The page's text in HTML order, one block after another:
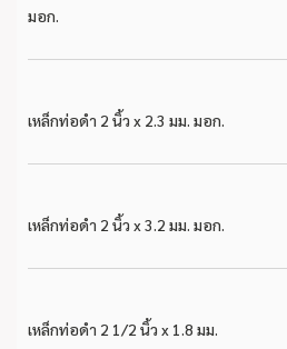
มอก.
เหล็กท่อดำ 2 นิ้ว x 2.3 มม. มอก.
เหล็กท่อดำ 2 นิ้ว x 3.2 มม. มอก.
เหล็กท่อดำ 2 1/2 นิ้ว x 1.8 มม.